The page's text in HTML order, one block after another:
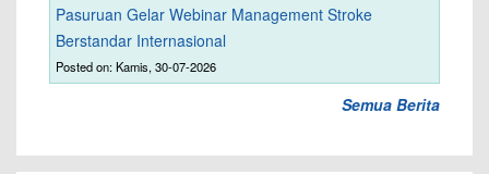
Pasuruan Gelar Webinar Management Stroke
Berstandar Internasional
Posted on: Kamis, 30-07-2026
Semua Berita